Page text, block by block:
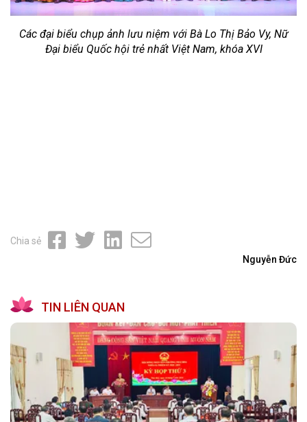
Các đại biểu chụp ảnh lưu niệm với Bà Lo Thị Bảo Vy, Nữ
Đại biểu Quốc hội trẻ nhất Việt Nam, khóa XVI
Chia sẻ
Nguyễn Đức
TIN LIÊN QUAN